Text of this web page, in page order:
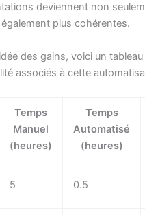
deviennent non
plus cohérentes.
des gains, voici un
associés à cette
Temps
Manuel
(heures)
Temps
Automatisé
(heures)
5 0.5